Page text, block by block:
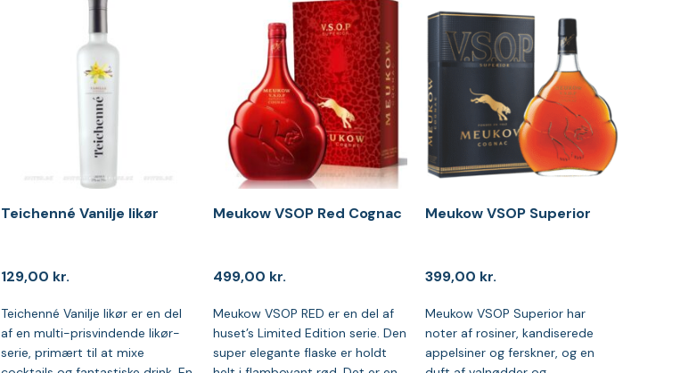
Teichenné Vanilje likør
129,00 kr.
Teichenné Vanilje likør er en del
af en multi-prisvindende likør-
serie, primært til at mixe
Meukow VSOP Red Cognac
499,00 kr.
Meukow VSOP RED er en del af
huset’s Limited Edition serie. Den
super elegante flaske er holdt
Meukow VSOP Superior
399,00 kr.
Meukow VSOP Superior har
noter af rosiner, kandiserede
appelsiner og ferskner, og en